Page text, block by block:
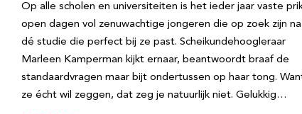
Op alle scholen en universiteiten is het ieder jaar vaste
open dagen vol zenuwachtige jongeren die op zoek zijn
dé studie die perfect bij ze past. Scheikundehoogleraar
Marleen Kamperman kijkt ernaar, beantwoordt braaf de
standaardvragen maar bijt ondertussen op haar tong.
ze écht wil zeggen, dat zeg je natuurlijk niet. Gelukkig…